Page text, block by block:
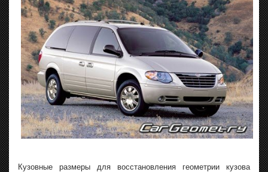
Кузовные размеры для восстановления геометрии кузова